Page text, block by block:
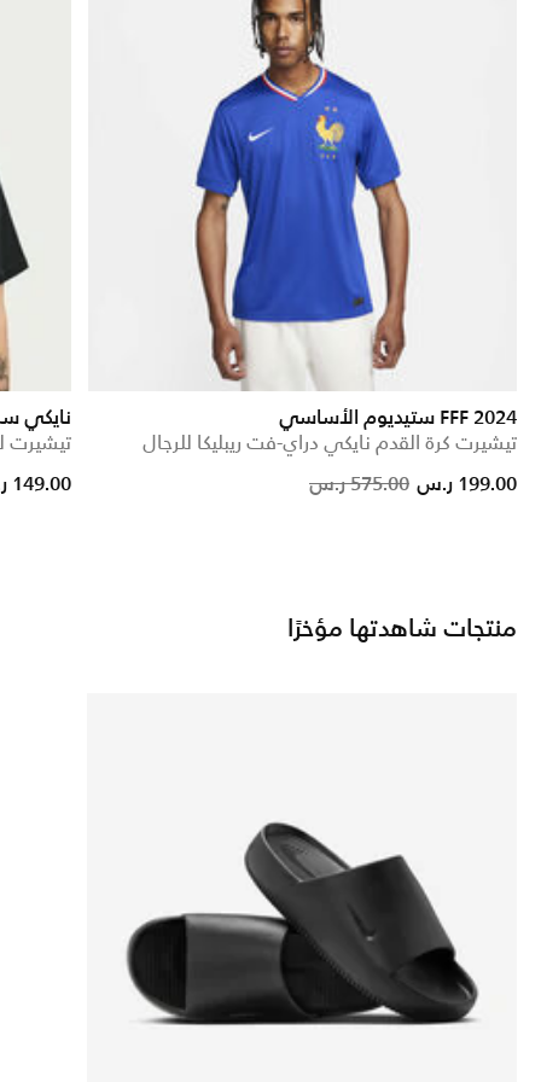
FFF 2024 ستيديوم الأساسي
تيشيرت كرة القدم نايكي دراي-فت ريبليكا للرجال
Price reduced from
575.00 ر.سto 199.00 ر.س
نايكي
تيشيرت
Price reduced from
to
149.00 ر.س
منتجات شاهدتها مؤخرًا